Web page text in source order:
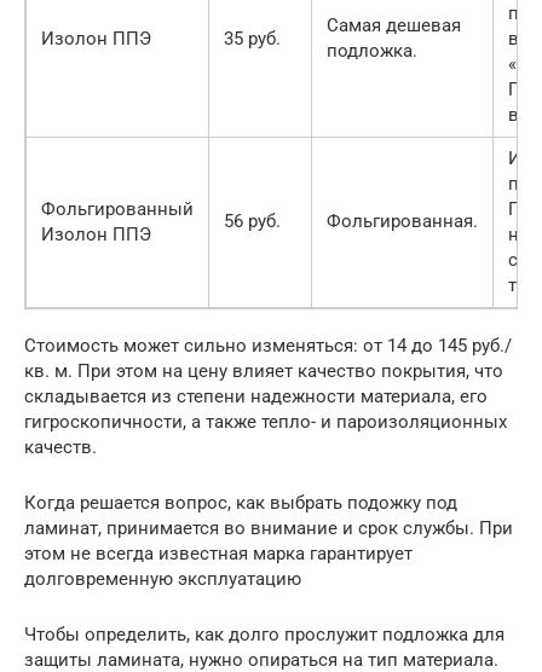
Изолон ППЭ 35 руб.
Самая дешевая
подложка.
Фольгированный
Изолон ППЭ
56 руб. Фольгированная.
на
Стоимость может сильно изменяться: от 14 до 145 руб./
кв. м. При этом на цену влияет качество покрытия, что
складывается из степени надежности материала, его
гигроскопичности, а также тепло- и пароизоляционных
качеств.
Когда решается вопрос, как выбрать подожку под
ламинат, принимается во внимание и срок службы. При
этом не всегда известная марка гарантирует
долговременную эксплуатацию
Чтобы определить, как долго прослужит подложка для
защиты ламината, нужно опираться на тип материала.